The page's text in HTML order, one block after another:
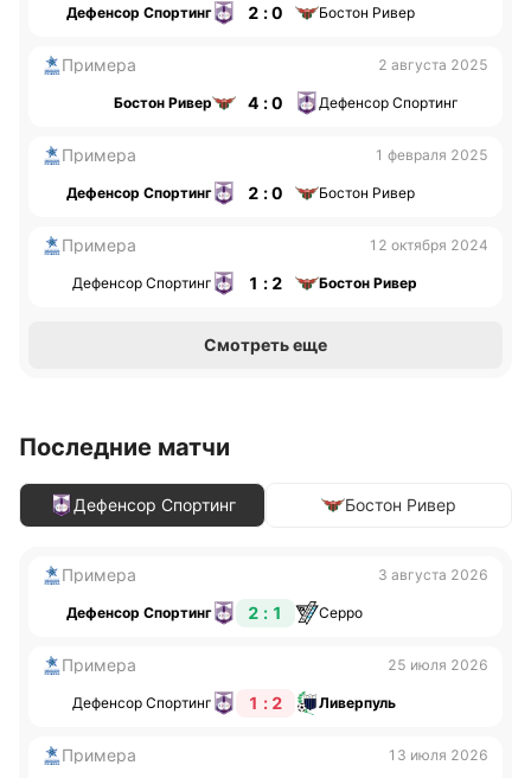
Дефенсор Спортинг 2 : 0 Бостон Ривер
Примера 2 августа 2025
Бостон Ривер 4 : 0 Дефенсор Спортинг
Примера 1 февраля 2025
Дефенсор Спортинг 2 : 0 Бостон Ривер
Примера 12 октября 2024
Дефенсор Спортинг 1 : 2 Бостон Ривер
Смотреть еще
Последние матчи
Дефенсор Спортинг Бостон Ривер
Примера 3 августа 2026
Дефенсор Спортинг 2 : 1 Серро
Примера 25 июля 2026
Дефенсор Спортинг 1 : 2 Ливерпуль
Примера 13 июля 2026